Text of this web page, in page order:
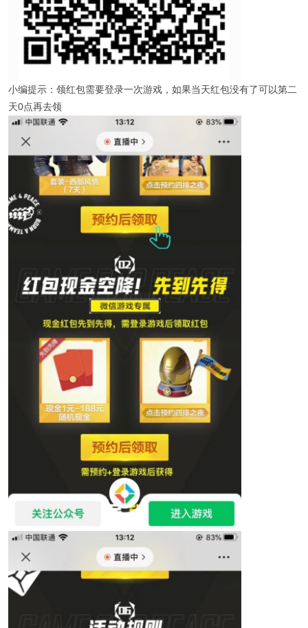
小编提示：领红包需要登录一次游戏，如果当天红包没有了可以第二
天0点再去领